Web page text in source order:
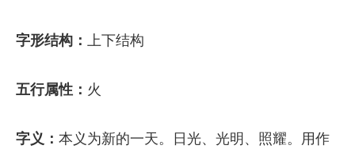
字形结构： 上下结构
五行属性： 火
字义： 本义为新的一天。日光、光明、照耀。用作